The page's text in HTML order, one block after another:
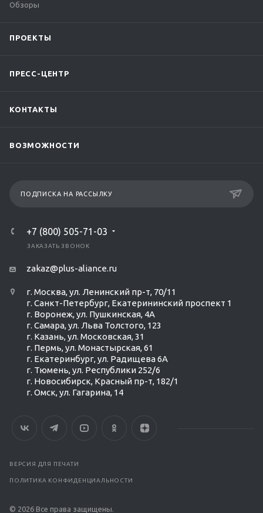
Обзоры
ПРОЕКТЫ
ПРЕСС-ЦЕНТР
КОНТАКТЫ
ВОЗМОЖНОСТИ
ПОДПИСКА НА РАССЫЛКУ
+7 (800) 505-71-03
ЗАКАЗАТЬ ЗВОНОК
zakaz@plus-aliance.ru
г. Москва, ул. Ленинский пр-т, 70/11
г. Санкт-Петербург, Екатерининский проспект 1
г. Воронеж, ул. Пушкинская, 4А
г. Самара, ул. Льва Толстого, 123
г. Казань, ул. Московская, 31
г. Пермь, ул. Монастырская, 61
г. Екатеринбург, ул. Радищева 6А
г. Тюмень, ул. Республики 252/6
г. Новосибирск, Красный пр-т, 182/1
г. Омск, ул. ​Гагарина, 14
ВЕРСИЯ ДЛЯ ПЕЧАТИ
ПОЛИТИКА КОНФИДЕНЦИАЛЬНОСТИ
© 2026 Все права защищены.